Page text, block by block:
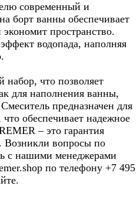
современный и
борт ванны обеспечивает
пространство.
водопада, наполняя
набор, что позволяет
для наполнения ванны,
предназначен для
обеспечивает надежное
– это гарантия
Возникли вопросы по
с нашими менеджерами
по телефону +7 495